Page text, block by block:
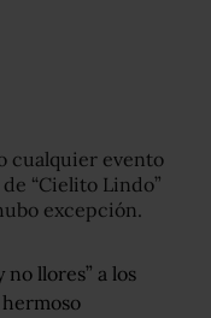
cualquier evento
“Cielito Lindo”
excepción.
no llores” a los